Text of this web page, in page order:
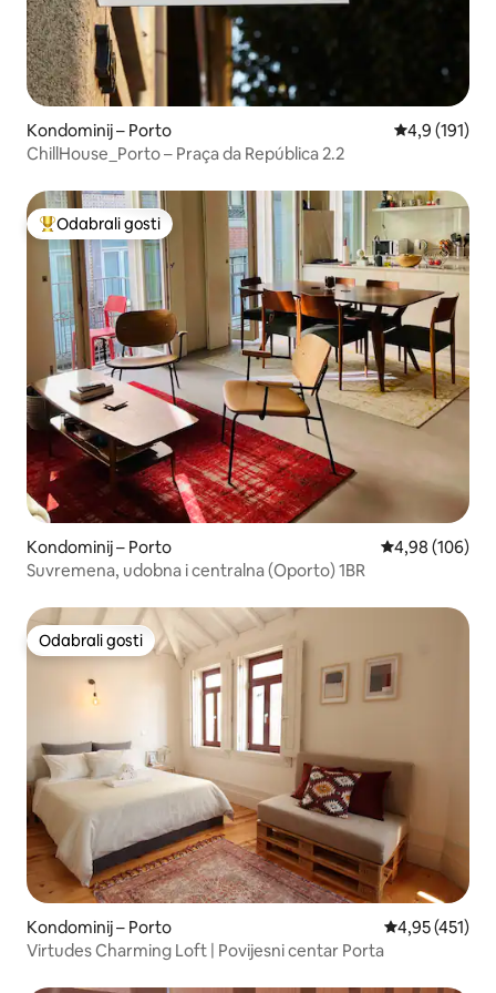
Kondominij – Porto Prosječna
4,9 (191)
ChillHouse_Porto – Praça da República 2.2
Među najviše rangiranima s oznakom „Odabrali gosti”
Odabrali gosti
Kondominij – Porto Prosječna
4,98 (106)
Suvremena, udobna i centralna (Oporto) 1BR
Odabrali gosti
Odabrali gosti
Kondominij – Porto Prosječna
4,95 (451)
Virtudes Charming Loft | Povijesni centar Porta